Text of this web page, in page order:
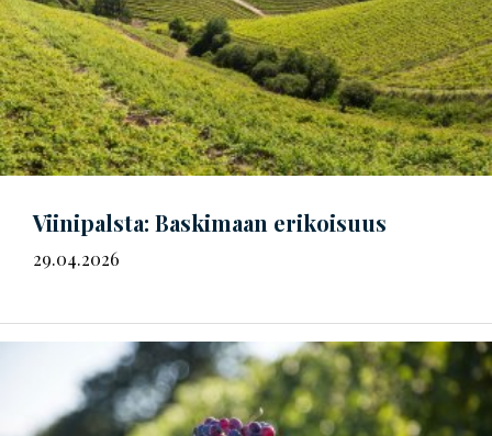
Viinipalsta: Baskimaan erikoisuus
29.04.2026